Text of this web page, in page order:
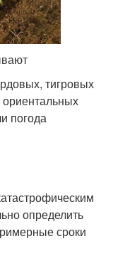
тигровых
погода
определить
сроки